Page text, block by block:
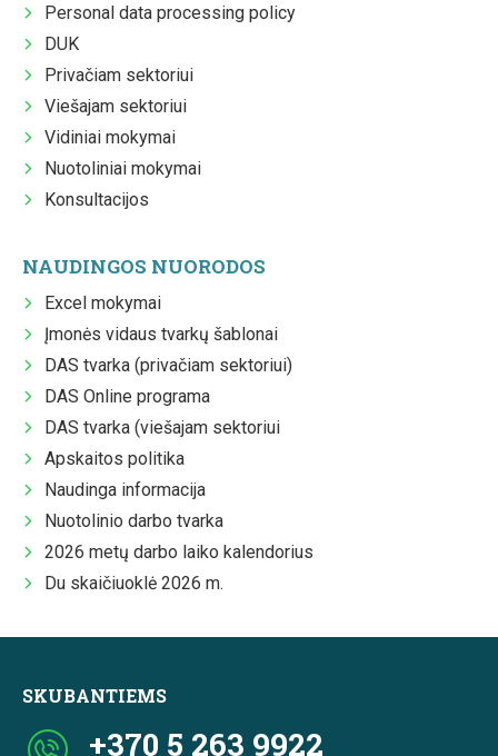
Personal data processing policy
DUK
Privačiam sektoriui
Viešajam sektoriui
Vidiniai mokymai
Nuotoliniai mokymai
Konsultacijos
NAUDINGOS NUORODOS
Excel mokymai
Įmonės vidaus tvarkų šablonai
DAS tvarka (privačiam sektoriui)
DAS Online programa
DAS tvarka (viešajam sektoriui
Apskaitos politika
Naudinga informacija
Nuotolinio darbo tvarka
2026 metų darbo laiko kalendorius
Du skaičiuoklė 2026 m.
SKUBANTIEMS
+370 5 263 9922